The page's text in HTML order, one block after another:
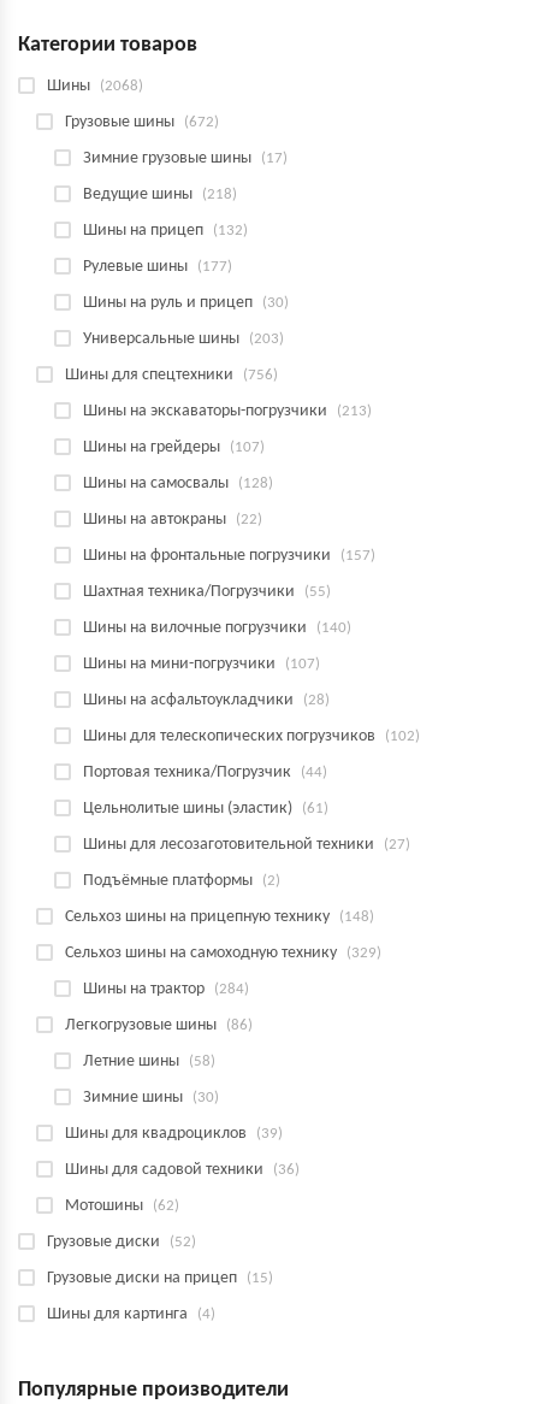
Категории товаров
Шины (2068)
Грузовые шины (672)
Зимние грузовые шины (17)
Ведущие шины (218)
Шины на прицеп (132)
Рулевые шины (177)
Шины на руль и прицеп (30)
Универсальные шины (203)
Шины для спецтехники (756)
Шины на экскаваторы-погрузчики (213)
Шины на грейдеры (107)
Шины на самосвалы (128)
Шины на автокраны (22)
Шины на фронтальные погрузчики (157)
Шахтная техника/Погрузчики (55)
Шины на вилочные погрузчики (140)
Шины на мини-погрузчики (107)
Шины на асфальтоукладчики (28)
Шины для телескопических погрузчиков (102)
Портовая техника/Погрузчик (44)
Цельнолитые шины (эластик) (61)
Шины для лесозаготовительной техники (27)
Подъёмные платформы (2)
Сельхоз шины на прицепную технику (148)
Сельхоз шины на самоходную технику (329)
Шины на трактор (284)
Легкогрузовые шины (86)
Летние шины (58)
Зимние шины (30)
Шины для квадроциклов (39)
Шины для садовой техники (36)
Мотошины (62)
Грузовые диски (52)
Грузовые диски на прицеп (15)
Шины для картинга (4)
Популярные производители